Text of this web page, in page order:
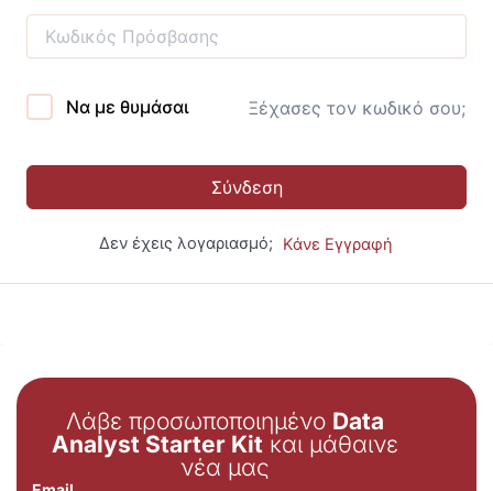
Να με θυμάσαι Ξέχασες τον κωδικό σου;
Σύνδεση
Δεν έχεις λογαριασμό; Κάνε Εγγραφή
Λάβε προσωποποιημένο Data
Analyst Starter Kit και μάθαινε
νέα μας